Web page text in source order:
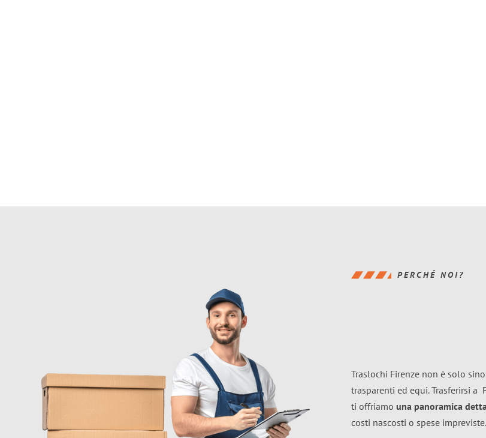
PERCHÉ NOI?
Traslochi Firenze non è solo
trasparenti ed equi. Trasferirsi a
ti offriamo una panoramica
costi nascosti o spese impreviste.